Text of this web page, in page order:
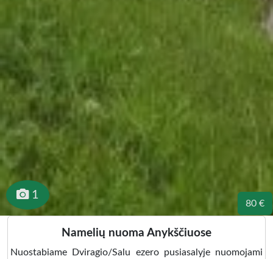
80 €
1
Namelių nuoma Anykščiuose
Nuostabiame Dviragio/Salu ezero pusiasalyje nuomojami